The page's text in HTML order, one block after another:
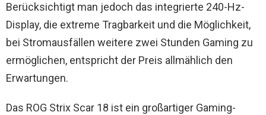
Berücksichtigt man jedoch das integrierte 240-Hz-
Display, die extreme Tragbarkeit und die Möglichkeit,
bei Stromausfällen weitere zwei Stunden Gaming zu
ermöglichen, entspricht der Preis allmählich den
Erwartungen.
Das ROG Strix Scar 18 ist ein großartiger Gaming-